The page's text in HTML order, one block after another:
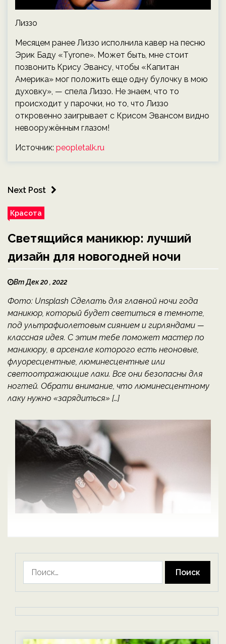
Лиззо
Месяцем ранее Лиззо исполнила кавер на песню
Эрик Баду «Tyrone». Может быть, мне стоит
позвонить Крису Эвансу, чтобы «Капитан
Америка» мог положить еще одну булочку в мою
духовку», — спела Лиззо. Не знаем, что то
происходит у парочки, но то, что Лиззо
откровенно заигрывает с Крисом Эвансом видно
невооружённым глазом!
Источник: peopletalk.ru
Next Post
Красота
Cветящийся маникюр: лучший
дизайн для новогодней ночи
Вт Дек 20 , 2022
Фото: Unsplash Сделать для главной ночи года
маникюр, который будет светиться в темноте,
под ультрафиолетовым сиянием и гирляндами —
классная идея. С этим тебе поможет мастер по
маникюру, в арсенале которого есть неоновые,
флуоресцентные, люминесцентные или
светоотражающие лаки. Все они безопасны для
ногтей. Обрати внимание, что люминесцентному
лаку нужно «зарядиться» […]